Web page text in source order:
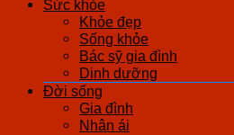
Sức khỏe
Khỏe đẹp
Sống khỏe
Bác sỹ gia đình
Dinh dưỡng
Đời sống
Gia đình
Nhân ái